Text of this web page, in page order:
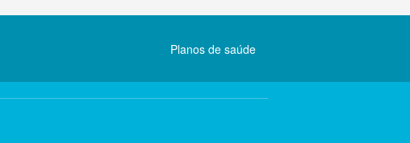
Planos de saúde